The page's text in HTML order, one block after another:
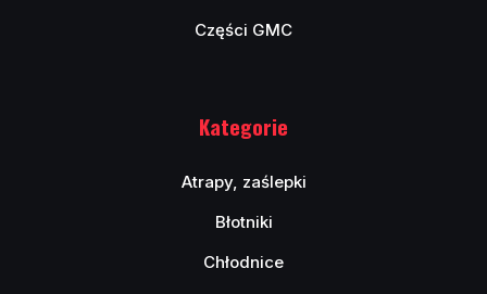
Części GMC
Kategorie
Atrapy, zaślepki
Błotniki
Chłodnice